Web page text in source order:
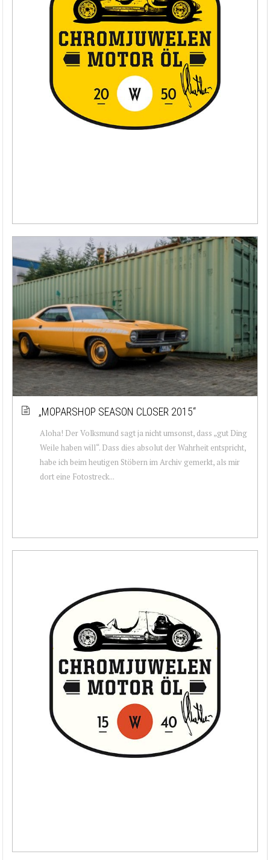
„MOPARSHOP SEASON CLOSER 2015“
Aloha! Der Volksmund sagt ja nicht umsonst, dass „gut Ding
Weile haben will“. Dass dies absolut der Wahrheit entspricht,
habe ich beim heutigen Stöbern im Archiv gemerkt, als mir
dort eine Fotostreck...